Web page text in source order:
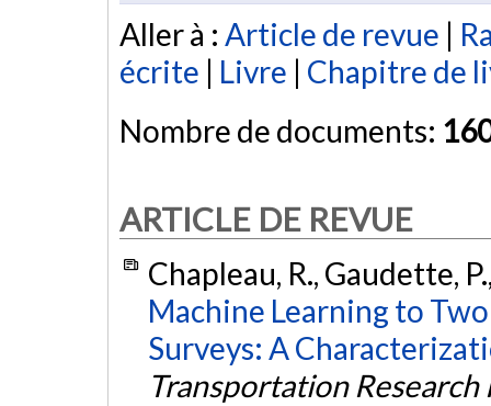
Aller à : Article de revue |
écrite | Livre | Chapitre de
Nombre de documents:
ARTICLE DE REVUE
Chapleau, R., Gaudette,
Machine Learning to
Surveys: A
Transportation Research